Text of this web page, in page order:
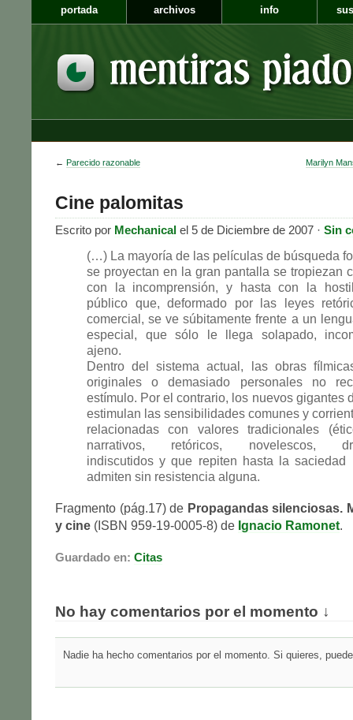
portada archivos info
← Parecido razonable Marilyn
Cine palomitas
Escrito por Mechanical el 5 de Diciembre de 2007 · Sin
(…) La mayoría de las películas de búsqueda
se proyectan en la gran pantalla se tropiezan
con la incomprensión, y hasta con la
público que, deformado por las leyes
comercial, se ve súbitamente frente a un
especial, que sólo le llega solapado,
ajeno.
Dentro del sistema actual, las obras
originales o demasiado personales no
estímulo. Por el contrario, los nuevos gigantes
estimulan las sensibilidades comunes y
relacionadas con valores tradicionales
narrativos, retóricos, novelescos,
indiscutidos y que repiten hasta la saciedad
admiten sin resistencia alguna.
Fragmento (pág.17) de Propagandas silenciosas.
y cine (ISBN 959-19-0005-8) de Ignacio Ramonet.
Guardado en: Citas
No hay comentarios por el momento ↓
Nadie ha hecho comentarios por el momento. Si quieres,